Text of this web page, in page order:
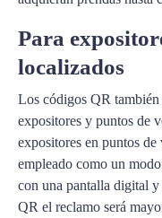
Para
localizados
Los códigos QR también
expositores y puntos de
expositores en puntos de
empleado como un
con una pantalla digital y
QR el reclamo será